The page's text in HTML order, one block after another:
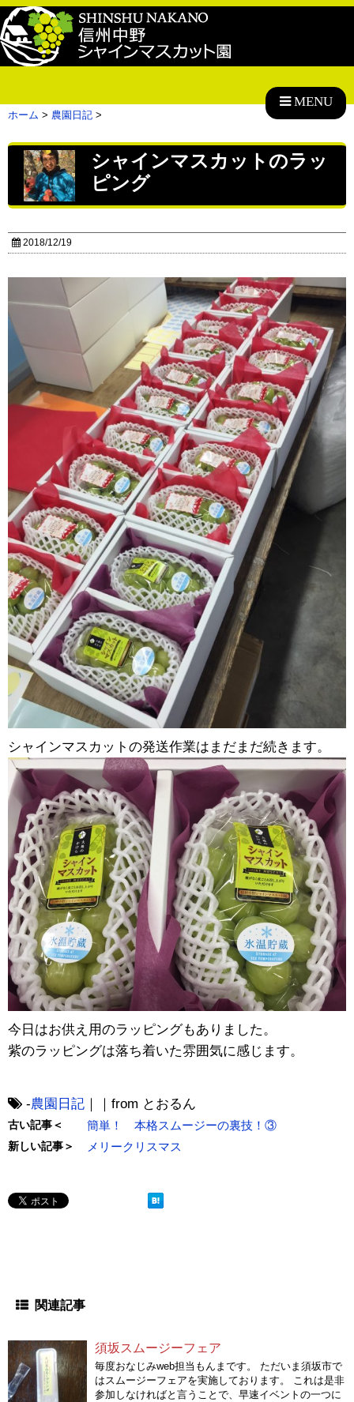
MENU
ホーム > 農園日記 >
シャインマスカットのラッ
ピング
2018/12/19
シャインマスカットの発送作業はまだまだ続きます。
今日はお供え用のラッピングもありました。
紫のラッピングは落ち着いた雰囲気に感じます。
-農園日記 ｜｜from とおるん
古い記事＜ 簡単！ 本格スムージーの裏技！③
新しい記事＞ メリークリスマス
関連記事
須坂スムージーフェア
毎度おなじみweb担当もんまです。 ただいま須坂市で
はスムージーフェアを実施しております。 これは是非
参加しなければと言うことで、早速イベントの一つに